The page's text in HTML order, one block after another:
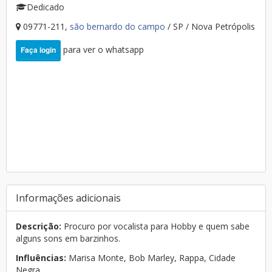
Dedicado
09771-211, são bernardo do campo / SP / Nova Petrópolis
Faça login para ver o whatsapp
Informações adicionais
Descrição: Procuro por vocalista para Hobby e quem sabe
alguns sons em barzinhos.
Influências: Marisa Monte, Bob Marley, Rappa, Cidade